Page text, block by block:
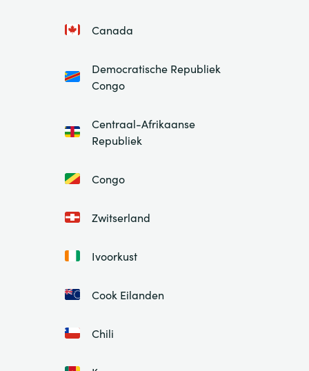
Canada
Democratische Republiek
Congo
Centraal-Afrikaanse
Republiek
Congo
Zwitserland
Ivoorkust
Cook Eilanden
Chili